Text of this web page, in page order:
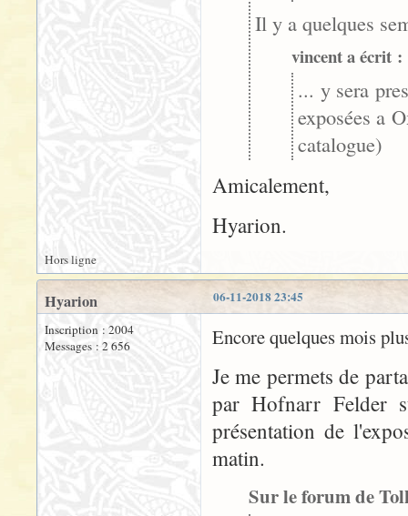
Il y a quelques
vincent a écrit :
... y sera
exposées a
catalogue)
Amicalement,
Hyarion.
Hors ligne
06-11-2018 23:45
Hyarion
Inscription : 2004
Messages : 2 656
Encore quelques mois
Je me permets de
par Hofnarr
présentation de
matin.
Sur le forum de